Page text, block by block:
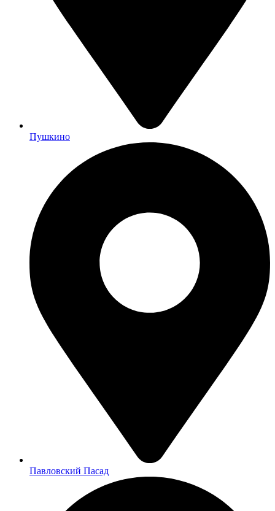
Пушкино
Павловский Пасад